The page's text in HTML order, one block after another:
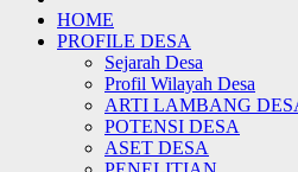
HOME
PROFILE DESA
Sejarah Desa
Profil Wilayah Desa
ARTI LAMBANG
POTENSI DESA
ASET DESA